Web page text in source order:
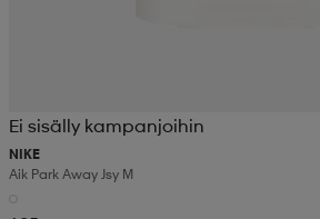
Ei sisälly kampanjoihin
NIKE
Aik Park Away Jsy M